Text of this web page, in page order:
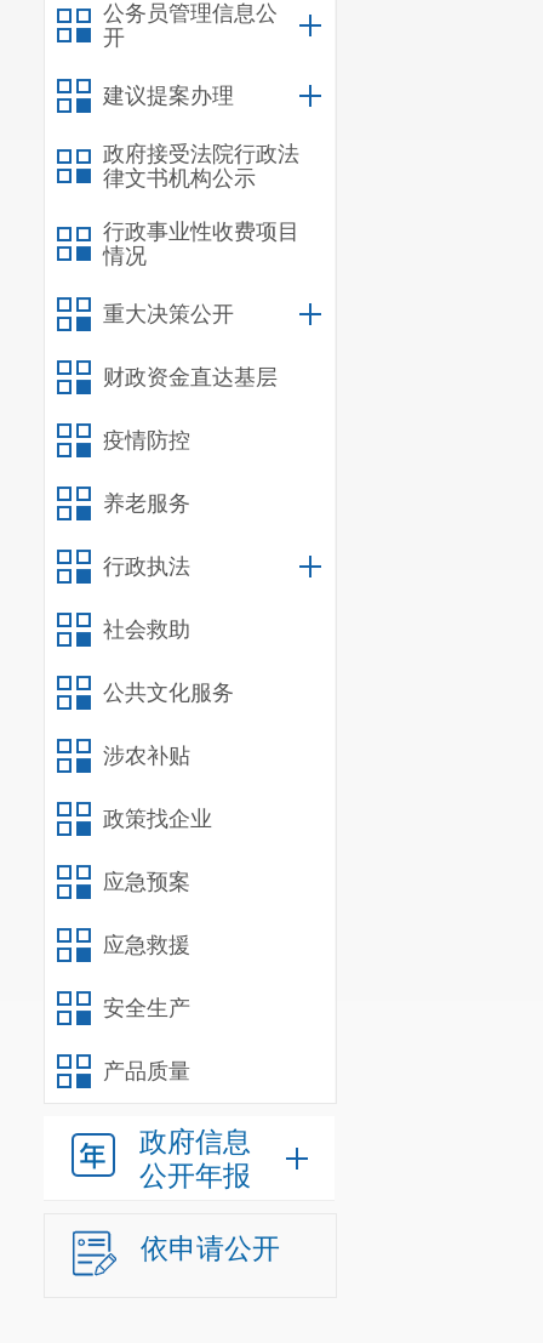
公务员管理信息公
开
建议提案办理
政府接受法院行政法
律文书机构公示
行政事业性收费项目
情况
重大决策公开
财政资金直达基层
疫情防控
养老服务
行政执法
社会救助
公共文化服务
涉农补贴
政策找企业
应急预案
应急救援
安全生产
产品质量
政府信息
公开年报
依申请公开